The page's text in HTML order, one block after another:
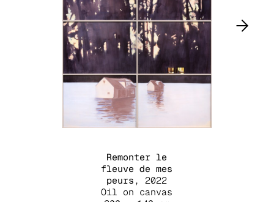
Remonter le
fleuve de mes
peurs , 2022
Oil on canvas